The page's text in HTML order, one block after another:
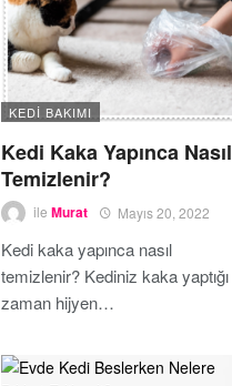
KEDI BAKIMI
Kedi Kaka Yapınca Nasıl
Temizlenir?
ile Murat Mayıs 20, 2022
Kedi kaka yapınca nasıl
temizlenir? Kediniz kaka yaptığı
zaman hijyen…